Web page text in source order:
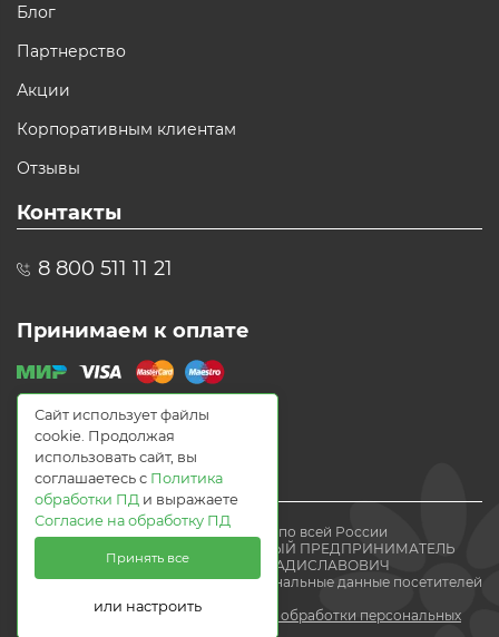
Блог
Партнерство
Акции
Корпоративным клиентам
Отзывы
Контакты
8 800 511 11 21
Принимаем к оплате
© 2021 Доставка цветов по всей России
Flomania24.ru ИНДИВИДУАЛЬНЫЙ ПРЕДПРИНИМАТЕЛЬ
ВОЛЕВАЧ ЕВГЕНИЙ ВЛАДИСЛАВОВИЧ
Мы получаем и обрабатываем персональные данные посетителей
сайта в соответствии сполитикой обработки персональных
данных.
Сайт использует файлы
cookie. Продолжая
использовать сайт, вы
соглашаетесь с Политика
обработки ПД и выражаете
Согласие на обработку ПД
Принять все
или настроить